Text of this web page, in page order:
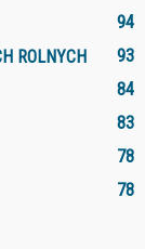
94
ROLNYCH
93
84
83
78
78